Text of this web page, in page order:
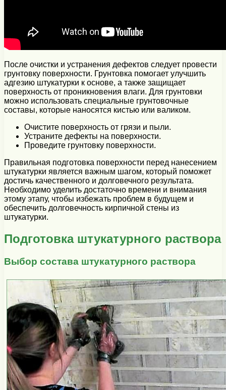
После очистки и устранения дефектов следует провести
грунтовку поверхности. Грунтовка помогает улучшить
адгезию штукатурки к основе, а также защищает
поверхность от проникновения влаги. Для грунтовки
можно использовать специальные грунтовочные
составы, которые наносятся кистью или валиком.
Очистите поверхность от грязи и пыли.
Устраните дефекты на поверхности.
Проведите грунтовку поверхности.
Правильная подготовка поверхности перед нанесением
штукатурки является важным шагом, который поможет
достичь качественного и долговечного результата.
Необходимо уделить достаточно времени и внимания
этому этапу, чтобы избежать проблем в будущем и
обеспечить долговечность кирпичной стены из
штукатурки.
Подготовка штукатурного раствора
Выбор состава штукатурного раствора